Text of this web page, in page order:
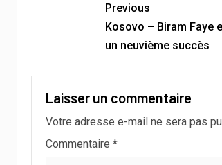
Previous
Kosovo – Biram Faye
un neuvième succès
Laisser un commentaire
Votre adresse e-mail ne sera pas
Commentaire *